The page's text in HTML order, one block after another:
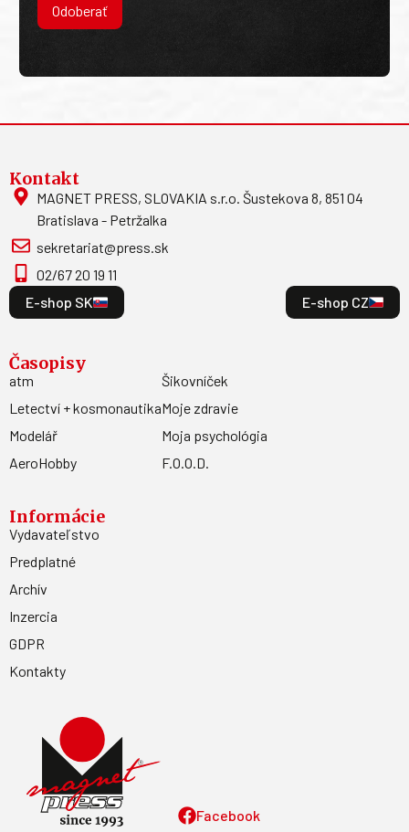
Odoberať
Facebook
Kontakt
MAGNET PRESS, SLOVAKIA s.r.o. Šustekova 8, 851 04
Bratislava - Petržalka
sekretariat@press.sk
02/67 20 19 11
E-shop SK
E-shop CZ
Časopisy
atm
Letectví + kosmonautika
Modelář
AeroHobby
Šikovníček
Moje zdravie
Moja psychológia
F.O.O.D.
Informácie
Vydavateľstvo
Predplatné
Archív
Inzercia
GDPR
Kontakty